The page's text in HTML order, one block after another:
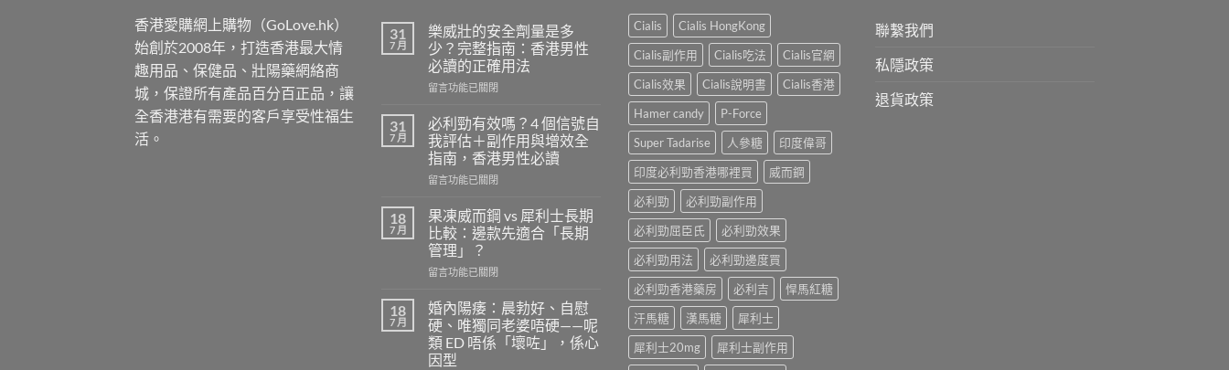
香港愛購網上購物（GoLove.hk）
始創於2008年，打造香港最大情
趣用品、保健品、壯陽藥網絡商
城，保證所有產品百分百正品，讓
全香港港有需要的客戶享受性福生
活。
31
7 月
樂威壯的安全劑量是多
少？完整指南：香港男性
必讀的正確用法
在
威
壯
的
安
全
量
是
多
少？
完
指
南：
香
港
男
留言功能已關閉
31
7 月
必利勁有效嗎？4 個信號自
我評估＋副作用與增效全
指南，香港男性必讀
在
利
勁
有
效
嗎？
個
信
號
自
我
留言功能已關閉
18
7 月
果凍威而鋼 vs 犀利士長期
比較：邊款先適合「長期
管理」？
在
凍
威
而
鋼
vs
留言功能已關閉
18
7 月
婚內陽痿：晨勃好、自慰
硬、唯獨同老婆唔硬——呢
類 ED 唔係「壞咗」，係心
因型
Cialis
Cialis HongKong
Cialis副作用
Cialis吃法
Cialis官網
Cialis效果
Cialis說明書
Cialis香港
Hamer candy
P-Force
Super Tadarise
人參糖
印度偉哥
印度必利勁香港哪裡買
威而鋼
必利勁
必利勁副作用
必利勁屈臣氏
必利勁效果
必利勁用法
必利勁邊度買
必利勁香港藥房
必利吉
悍馬紅糖
汗馬糖
漢馬糖
犀利士
犀利士20mg
犀利士副作用
聯繫我們
私隱政策
退貨政策